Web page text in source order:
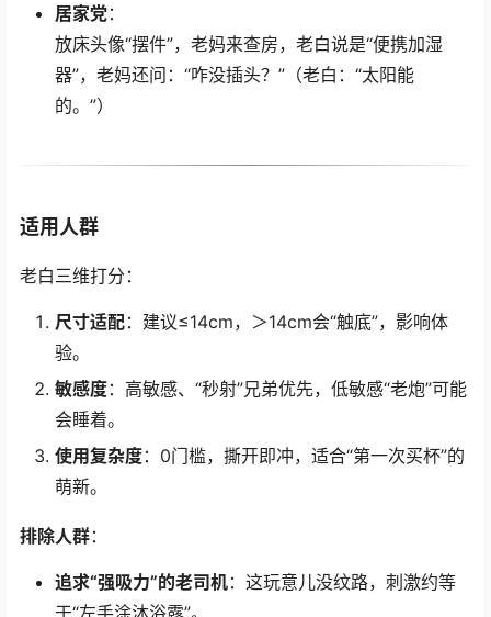
居家党：
放床头像“摆件”，老妈来查房，老白说是“便携加湿
器”，老妈还问：“咋没插头？”（老白：“太阳能
的。”）
适用人群
老白三维打分：
尺寸适配：建议≤14cm，＞14cm会“触底”，影响体
验。
敏感度：高敏感、“秒射”兄弟优先，低敏感“老炮”可能
会睡着。
使用复杂度：0门槛，撕开即冲，适合“第一次买杯”的
萌新。
排除人群：
追求“强吸力”的老司机：这玩意儿没纹路，刺激约等
于“左手涂沐浴露”。